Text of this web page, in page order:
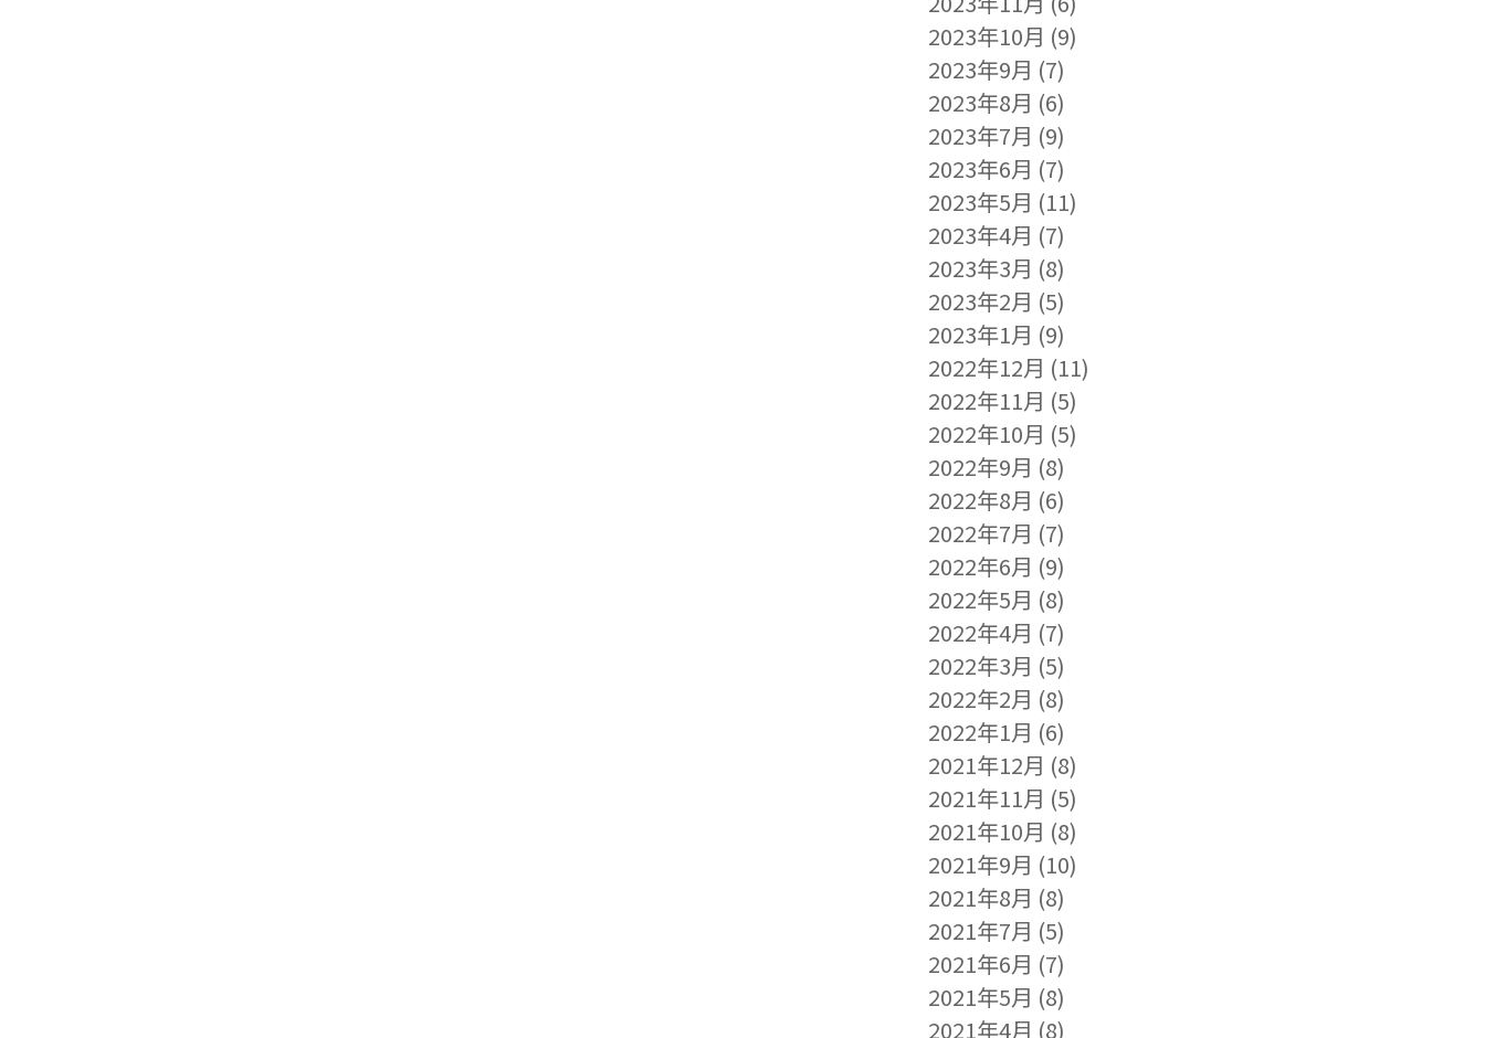
2023年10月 (9)
2023年9月 (7)
2023年8月 (6)
2023年7月 (9)
2023年6月 (7)
2023年5月 (11)
2023年4月 (7)
2023年3月 (8)
2023年2月 (5)
2023年1月 (9)
2022年12月 (11)
2022年11月 (5)
2022年10月 (5)
2022年9月 (8)
2022年8月 (6)
2022年7月 (7)
2022年6月 (9)
2022年5月 (8)
2022年4月 (7)
2022年3月 (5)
2022年2月 (8)
2022年1月 (6)
2021年12月 (8)
2021年11月 (5)
2021年10月 (8)
2021年9月 (10)
2021年8月 (8)
2021年7月 (5)
2021年6月 (7)
2021年5月 (8)
2021年4月 (8)